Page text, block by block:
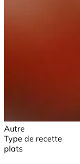
Autre
Type de recette
plats